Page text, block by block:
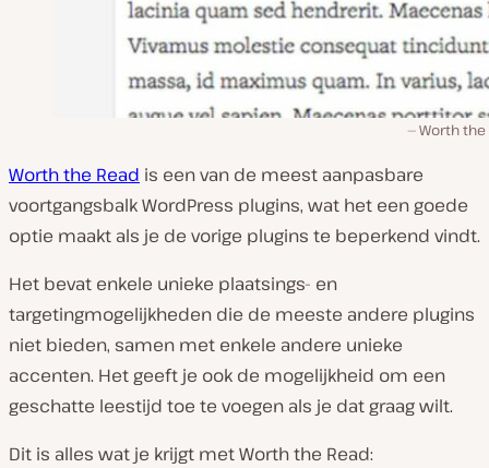
Worth the
Worth the Read is een van de meest aanpasbare
voortgangsbalk WordPress plugins, wat het een goede
optie maakt als je de vorige plugins te beperkend vindt.
Het bevat enkele unieke plaatsings- en
targetingmogelijkheden die de meeste andere plugins
niet bieden, samen met enkele andere unieke
accenten. Het geeft je ook de mogelijkheid om een
geschatte leestijd toe te voegen als je dat graag wilt.
Dit is alles wat je krijgt met Worth the Read: